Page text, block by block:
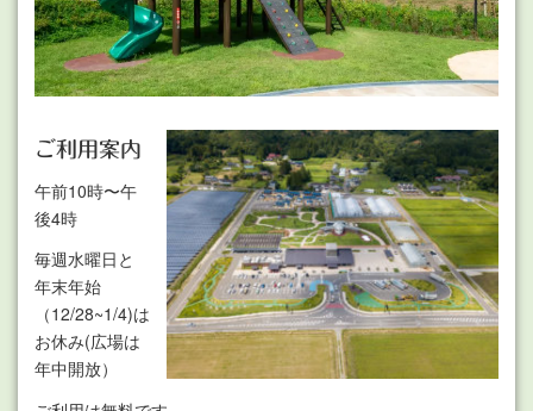
ご利用案内
午前10時〜午
後4時
毎週水曜日と
年末年始
（12/28~1/4)は
お休み(広場は
年中開放）